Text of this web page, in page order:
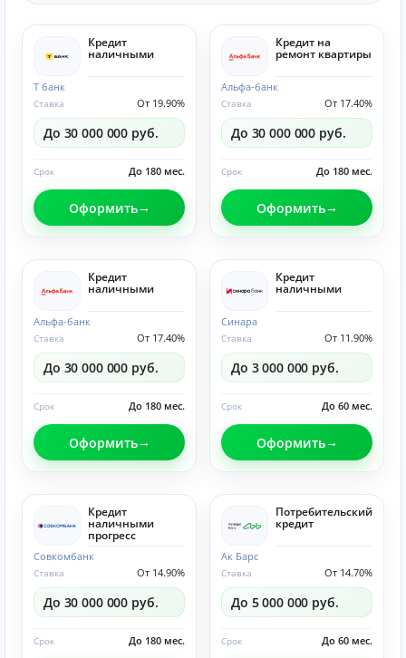
Кредит
наличными
Т банк
От 19.90%
Ставка
До 30 000 000 руб.
До 180 мес.
Срок
Оформить
Кредит на
ремонт квартиры
Альфа-банк
От 17.40%
Ставка
До 30 000 000 руб.
До 180 мес.
Срок
Оформить
Кредит
наличными
Альфа-банк
От 17.40%
Ставка
До 30 000 000 руб.
До 180 мес.
Срок
Оформить
Кредит
наличными
Синара
От 11.90%
Ставка
До 3 000 000 руб.
До 60 мес.
Срок
Оформить
Кредит
наличными
прогресс
Совкомбанк
От 14.90%
Ставка
До 30 000 000 руб.
До 180 мес.
Срок
Потребительский
кредит
Ак Барс
От 14.70%
Ставка
До 5 000 000 руб.
До 60 мес.
Срок